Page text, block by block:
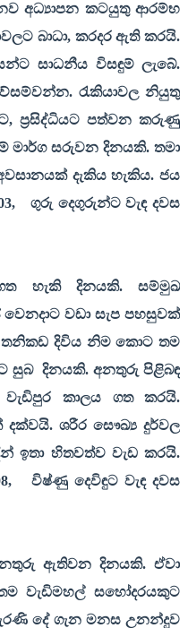
අධ්‍යාපන කටයුතු ආරම්භ
බාධා, කරදර ඇති කරයි.
සාධනීය විසඳුම් ලැබේ.
රැකියාවල නියුතු
,ප්‍රසිද්ධියට පත්වන කරුණු
මාර්ග සරුවන දිනයකි. තමා
දැකිය හැකිය. ජය
ගුරු දෙගුරුන්ට වැඳ දවස
හැකි දිනයකි. සම්මුඛ
වඩා සැප පහසුවක්
දිවිය නිම කොට තම
සුබ දිනයකි. අනතුරු පිළිබඳ
කාලය ගත කරයි.
ශරීර සෞඛ්‍ය දුර්වල
ඉතා හිතවත්ව වැඩ කරයි.
විෂ්ණු දෙවිඳුට වැඳ දවස
ඇතිවන දිනයකි. ඒවා
වැඩිමහල් සහෝදරයකුට
දේ ගැන මනස උනන්දුව